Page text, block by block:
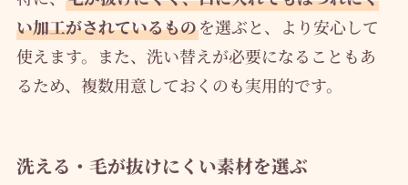
い加工がされているものを選ぶと、より安心して
使えます。また、洗い替えが必要になることもあ
るため、複数用意しておくのも実用的です。
洗える・毛が抜けにくい素材を選ぶ